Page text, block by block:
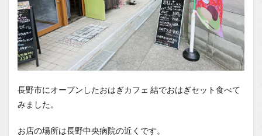
長野市にオープンしたおはぎカフェ 結でおはぎセット食べて
みました。
お店の場所は長野中央病院の近くです。